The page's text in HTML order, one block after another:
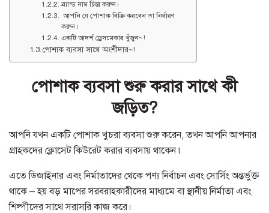
ব্র্যান্ড নাম চিন্তা করুন।
আপনি যে পোশাক বিক্রি করবেন তা নির্ধারণ
করুন।
একটি আদর্শ ড্রেসমেকার খুঁজুন~!
পোশাক ব্যবসা সাথে অংশীদার~!
পোশাক ব্যবসা শুরু করার সাথে কী
জড়িত?
আপনি যখন একটি পোশাক খুচরা ব্যবসা শুরু করেন, তখন আপনি আপনার
গ্রাহকদের ক্লোসেট কিউরেট করার ব্যবসায় থাকেন ৷
এতে ডিজাইনার এবং নির্মাতাদের থেকে পণ্য নির্বাচন এবং সোর্সিং অন্তর্ভুক্ত
থাকে – হয় বড় মাপের সরবরাহকারীদের মাধ্যমে বা স্থানীয় নির্মাতা এবং
শিল্পীদের সাথে সরাসরি কাজ করে।